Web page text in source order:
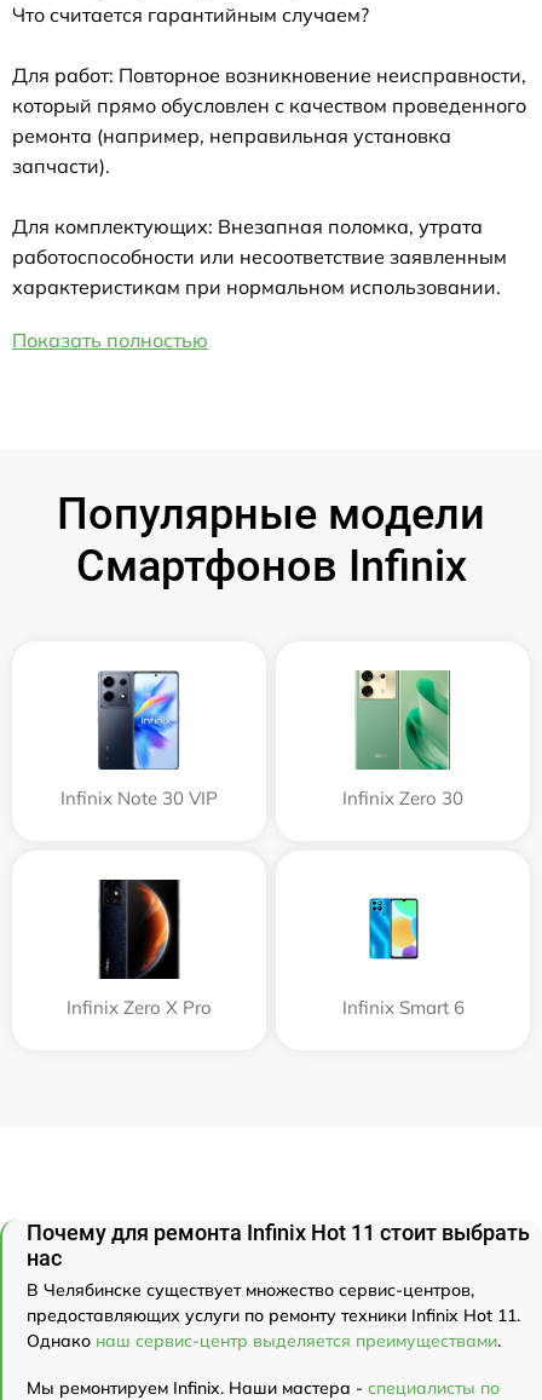
Что считается гарантийным случаем?
Для работ: Повторное возникновение неисправности,
который прямо обусловлен с качеством проведенного
ремонта (например, неправильная установка
запчасти).
Для комплектующих: Внезапная поломка, утрата
работоспособности или несоответствие заявленным
характеристикам при нормальном использовании.
Показать полностью
Популярные модели
Смартфонов Infinix
Infinix Note 30 VIP Infinix Zero 30
Infinix Zero X Pro Infinix Smart 6
Почему для ремонта Infinix Hot 11 стоит выбрать
нас
В Челябинске существует множество сервис-центров,
предоставляющих услуги по ремонту техники Infinix Hot 11.
Однако наш сервис-центр выделяется преимуществами.
Мы ремонтируем Infinix. Наши мастера - специалисты по